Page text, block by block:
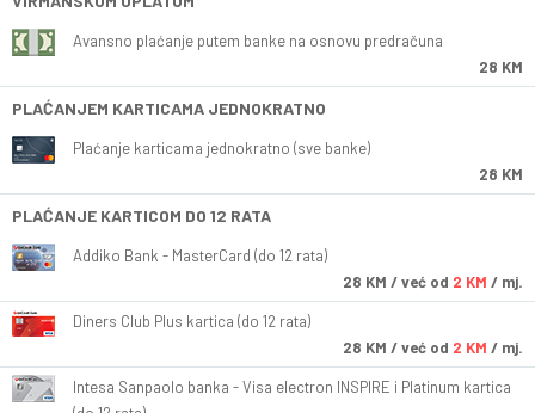
Avansno plaćanje putem banke na osnovu predračuna
28 KM
PLAĆANJEM KARTICAMA JEDNOKRATNO
Plaćanje karticama jednokratno (sve banke)
28 KM
PLAĆANJE KARTICOM DO 12 RATA
Addiko Bank - MasterCard (do 12 rata)
28 KM / već od 2 KM / mj.
Diners Club Plus kartica (do 12 rata)
28 KM / već od 2 KM / mj.
Intesa Sanpaolo banka - Visa electron INSPIRE i Platinum kartica